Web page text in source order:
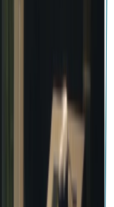
sich die
wir eine
zum Erstellen und Üben